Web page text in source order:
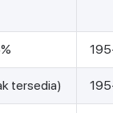
tersedia)